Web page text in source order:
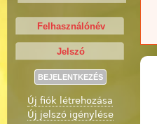
Új fiók létrehozása
Új jelszó igénylése